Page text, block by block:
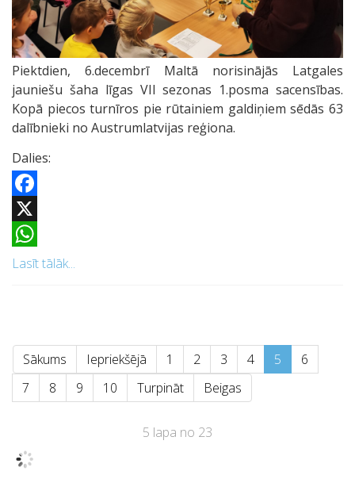
Piektdien, 6.decembrī Maltā norisinājās Latgales
jauniešu šaha līgas VII sezonas 1.posma sacensības.
Kopā piecos turnīros pie rūtainiem galdiņiem sēdās 63
dalībnieki no Austrumlatvijas reģiona.
Dalies:
Facebook
X
WhatsApp
Lasīt tālāk...
Sākums Iepriekšējā 1 2 3 4 5
6
7
8 9 10 Turpināt Beigas
5 lapa no 23